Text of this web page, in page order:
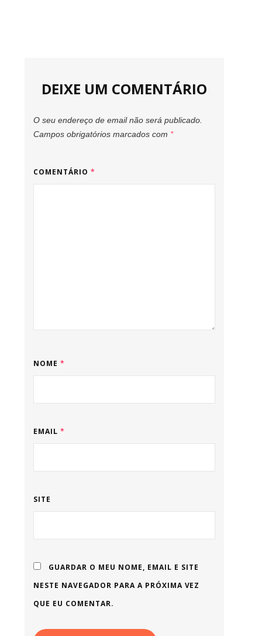
DEIXE UM COMENTÁRIO
O seu endereço de email não será publicado.
Campos obrigatórios marcados com *
COMENTÁRIO *
NOME *
EMAIL *
SITE
GUARDAR O MEU NOME, EMAIL E SITE
NESTE NAVEGADOR PARA A PRÓXIMA VEZ
QUE EU COMENTAR.